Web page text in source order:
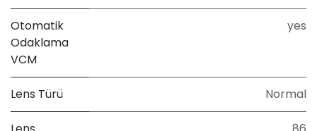
Otomatik
Odaklama
VCM
yes
Lens Türü Normal